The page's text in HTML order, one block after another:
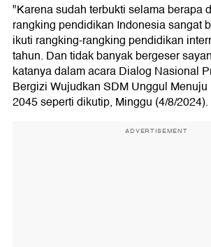
"Karena sudah terbukti selama berapa
rangking pendidikan Indonesia sangat
ikuti rangking-rangking pendidikan
tahun. Dan tidak banyak bergeser
katanya dalam acara Dialog Nasional
Bergizi Wujudkan SDM Unggul
2045 seperti dikutip, Minggu (4/8/2024).
ADVERTISEMENT